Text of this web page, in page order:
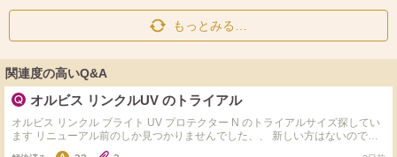
もっとみる…
関連度の高いQ&A
オルビス リンクルUV のトライアル
オルビス リンクル ブライト UV プロテクター N のトライアルサイズ探してい
ます リニューアル前のしか見つかりませんでした、、 新しい方はないのです